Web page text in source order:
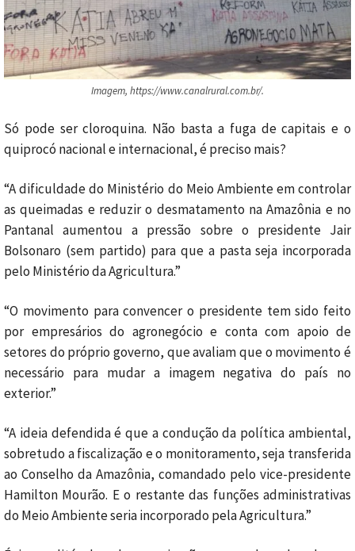
Imagem, https://www.canalrural.com.br/.
Só pode ser cloroquina. Não basta a fuga de capitais e o
quiprocó nacional e internacional, é preciso mais?
“A dificuldade do Ministério do Meio Ambiente em controlar
as queimadas e reduzir o desmatamento na Amazônia e no
Pantanal aumentou a pressão sobre o presidente Jair
Bolsonaro (sem partido) para que a pasta seja incorporada
pelo Ministério da Agricultura.”
“O movimento para convencer o presidente tem sido feito
por empresários do agronegócio e conta com apoio de
setores do próprio governo, que avaliam que o movimento é
necessário para mudar a imagem negativa do país no
exterior.”
“A ideia defendida é que a condução da política ambiental,
sobretudo a fiscalização e o monitoramento, seja transferida
ao Conselho da Amazônia, comandado pelo vice-presidente
Hamilton Mourão. E o restante das funções administrativas
do Meio Ambiente seria incorporado pela Agricultura.”